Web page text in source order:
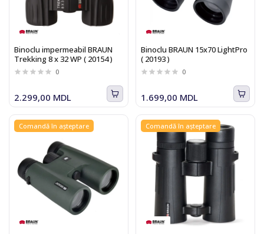
Binoclu impermeabil BRAUN
Trekking 8 x 32 WP ( 20154 )
0
2.299,00 MDL
Binoclu BRAUN 15x70 LightPro
( 20193 )
0
1.699,00 MDL
Comandă în așteptare Comandă în așteptare